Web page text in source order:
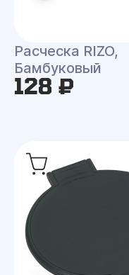
Расческа RIZO,
Бамбуковый
128 ₽